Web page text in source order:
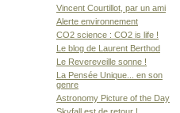
Vincent Courtillot, par un ami
Alerte environnement
CO2 science : CO2 is life !
Le blog de Laurent Berthod
Le Revereveille sonne !
La Pensée Unique... en son
genre
Astronomy Picture of the Day